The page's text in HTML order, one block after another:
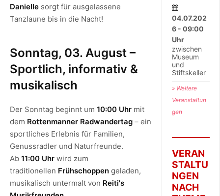
Danielle sorgt für ausgelassene
Tanzlaune bis in die Nacht!
Sonntag, 03. August –
Sportlich, informativ &
musikalisch
Der Sonntag beginnt um 10:00 Uhr mit
dem Rottenmanner Radwandertag – ein
sportliches Erlebnis für Familien,
Genussradler und Naturfreunde.
Ab 11:00 Uhr wird zum
traditionellen Frühschoppen geladen,
musikalisch untermalt von Reiti's
04.07.202
6 - 09:00
Uhr
zwischen
Museum
und
Stiftskeller
» Weitere
Veranstaltun
gen
VERAN
STALTU
NGEN
NACH